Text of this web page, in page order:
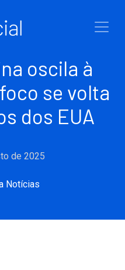
oscila à
se volta
dos EUA
de 2025
Notícias